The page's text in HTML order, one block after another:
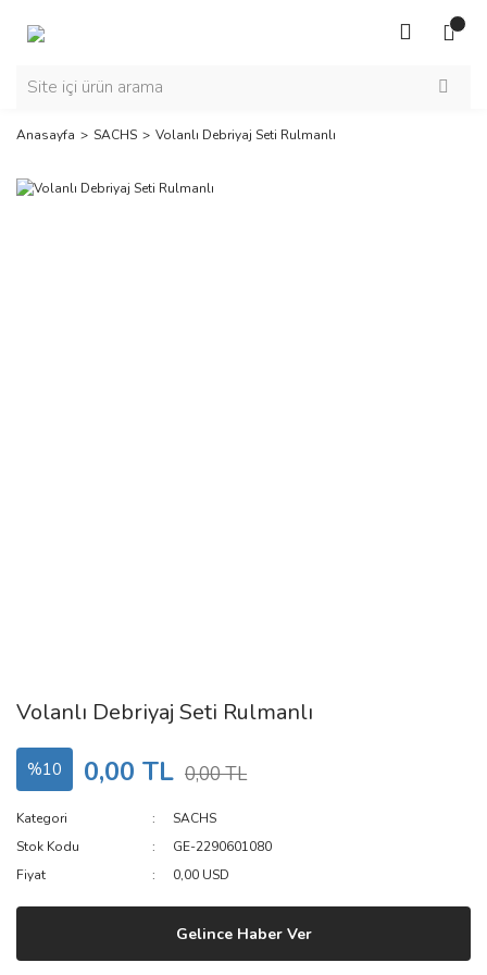
Anasayfa SACHS Volanlı Debriyaj Seti Rulmanlı
Volanlı Debriyaj Seti Rulmanlı
%10 0,00 TL 0,00 TL
Kategori
SACHS
Stok Kodu
GE-2290601080
Fiyat
0,00 USD
Gelince Haber Ver